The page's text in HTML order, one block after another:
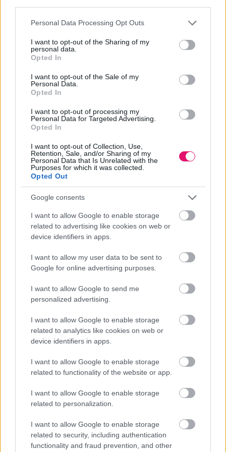
Please note that this website/app uses one or more Google
not limited to your visit or usage behaviour. You may click to
grant or deny consent to Google and its third-party tags to
use your data for below specified purposes in below Google
consent section.
Personal Data Processing Opt Outs
I want to opt-out of the Sharing of my
personal data.
Opted In
I want to opt-out of the Sale of my
Personal Data.
Opted In
I want to opt-out of processing my
Personal Data for Targeted Advertising.
Opted In
I want to opt-out of Collection, Use,
Retention, Sale, and/or Sharing of my
Personal Data that Is Unrelated with the
Purposes for which it was collected.
Opted Out
Google consents
I want to allow Google to enable storage
related to advertising like cookies on web or
device identifiers in apps.
I want to allow my user data to be sent to
Google for online advertising purposes.
I want to allow Google to send me
personalized advertising.
I want to allow Google to enable storage
related to analytics like cookies on web or
device identifiers in apps.
I want to allow Google to enable storage
related to functionality of the website or app.
I want to allow Google to enable storage
related to personalization.
I want to allow Google to enable storage
related to security, including authentication
functionality and fraud prevention, and other
egy szó sem esett.
Hirdetés
IKEA-kanapé ugrálásonként?